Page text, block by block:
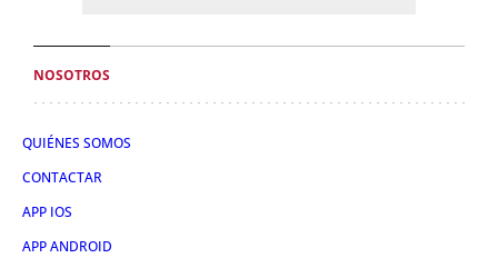
NOSOTROS
QUIÉNES SOMOS
CONTACTAR
APP IOS
APP ANDROID